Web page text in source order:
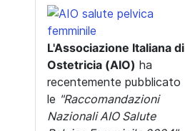
L'Associazione Italiana di
Ostetricia (AIO) ha
recentemente pubblicato
le "Raccomandazioni
Nazionali AIO Salute